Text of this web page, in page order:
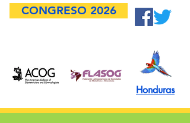
CONGRESO 2026
Honduras